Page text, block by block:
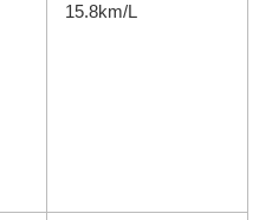
15.8km/L